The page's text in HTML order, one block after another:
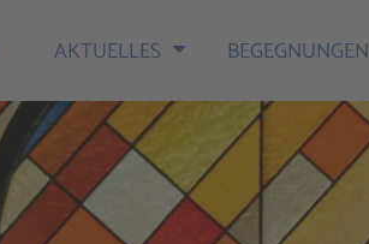
AKTUELLES BEGEGNUNGEN